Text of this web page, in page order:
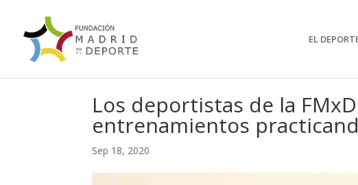
EL
Los deportistas de la
entrenamientos
Sep 18, 2020